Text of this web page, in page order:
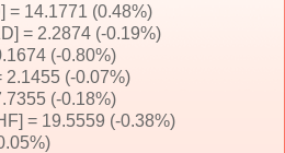
= 14.1771 (0.48%)
= 2.2874 (-0.19%)
(-0.80%)
2.1455 (-0.07%)
(-0.18%)
= 19.5559 (-0.38%)